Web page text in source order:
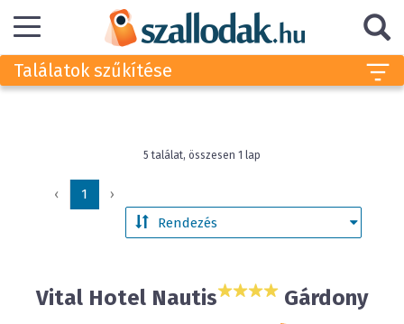
Találatok szűkítése
5 találat, összesen 1 lap
‹ 1 ›
Vital Hotel Nautis Gárdony